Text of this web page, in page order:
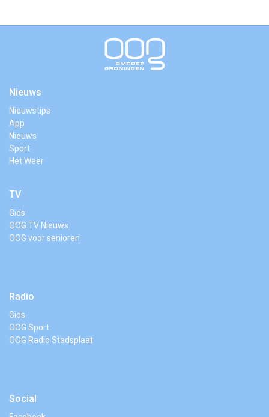
Nieuws
Nieuwstips
App
Nieuws
Sport
Het Weer
TV
Gids
OOG TV Nieuws
OOG voor senioren
Radio
Gids
OOG Sport
OOG Radio Stadsplaat
Social